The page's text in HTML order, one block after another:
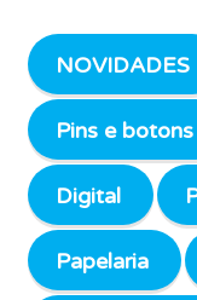
NOVIDADES
Pins e botons
Digital
Papelaria